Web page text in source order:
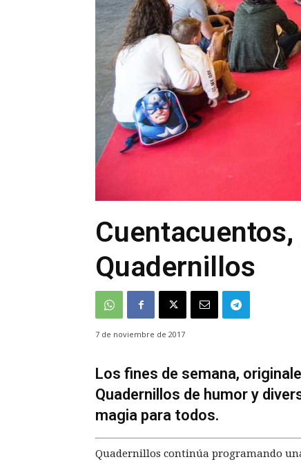
Quadernillos
7 de noviembre de 2017
Los fines de semana,
Quadernillos de humor y
magia para todos.
Quadernillos continúa programando